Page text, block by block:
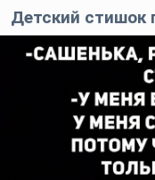
Детский стишок